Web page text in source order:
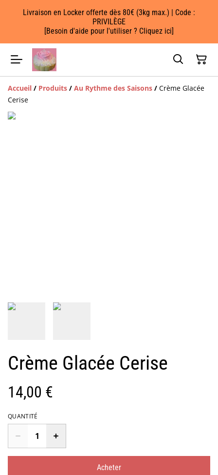
Livraison en Locker offerte dès 80€ (3kg max.) | Code :
PRIVILÈGE
[Besoin d'aide pour l'utiliser ? Cliquez ici]
Accueil / Produits / Au Rythme des Saisons / Crème Glacée
Cerise
Crème Glacée Cerise
14,00 €
QUANTITÉ
Acheter